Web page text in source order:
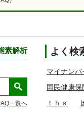
素解析
一覧へ
よく検
マイナンバ
国民健康保
ｔｈｅ